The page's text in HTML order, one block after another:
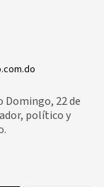
Domingo, 22 de
político y